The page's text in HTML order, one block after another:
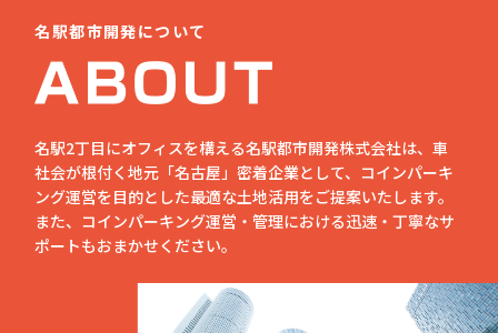
名駅都市開発について
名駅2丁目にオフィスを構える名駅都市開発株式会社は、車
社会が根付く地元「名古屋」密着企業として、コインパーキ
ング運営を目的とした最適な土地活用をご提案いたします。
また、コインパーキング運営・管理における迅速・丁寧なサ
ポートもおまかせください。